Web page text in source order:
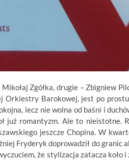
Zgółka, drugie – Zbigniew
Orkiestry Barokowej, jest po
lecz nie wolna od baśni i
już romantyzm. Ale to nieistotne.
jeszcze Chopina. W
Fryderyk doprowadził do granic
że stylizacja zatacza koło